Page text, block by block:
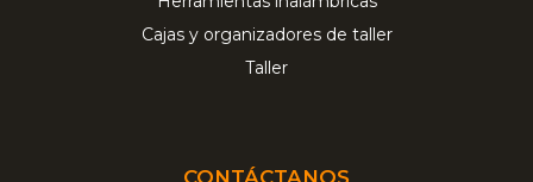
Cajas y organizadores de taller
Taller